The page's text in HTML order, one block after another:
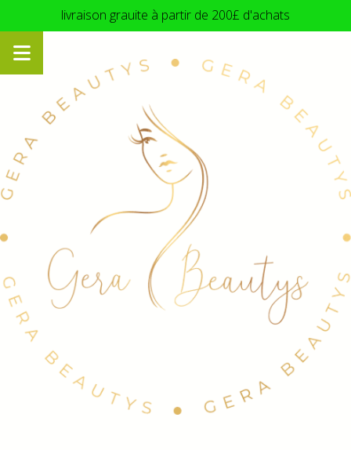
livraison grauite à partir de 200£ d'achats